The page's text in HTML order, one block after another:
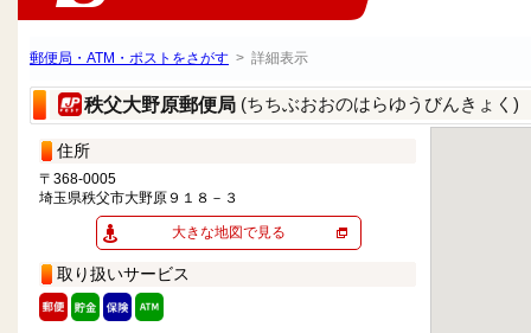
郵便局・ATM・ポストをさがす > 詳細表示
秩父大野原郵便局 (ちちぶおおのはらゆうびんきょく)
住所
〒368-0005
埼玉県秩父市大野原９１８－３
大きな地図で見る
取り扱いサービス